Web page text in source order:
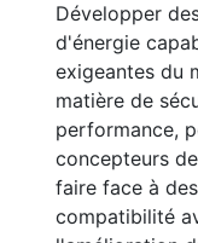
Développer
d'énergie
exigeantes du
matière de
performance,
concepteurs
faire face à
compatibilité